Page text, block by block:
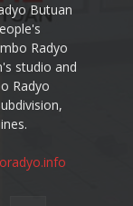
Butuan
Radyo
studio and
Radyo